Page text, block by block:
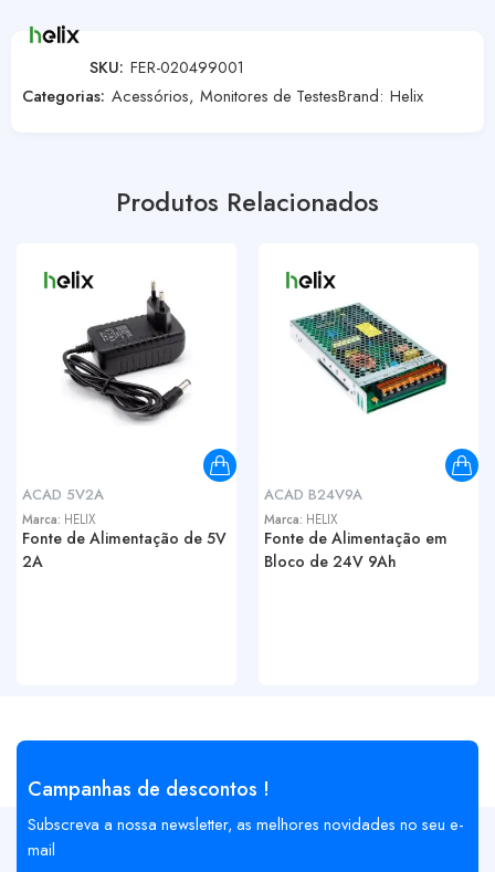
SKU: FER-020499001
Categorias: Acessórios, Monitores de TestesBrand: Helix
Produtos Relacionados
ACAD 5V2A
Marca: HELIX
Fonte de Alimentação de 5V
2A
ACAD B24V9A
Marca: HELIX
Fonte de Alimentação em
Bloco de 24V 9Ah
Campanhas de descontos !
Subscreva a nossa newsletter, as melhores novidades no seu e-
mail